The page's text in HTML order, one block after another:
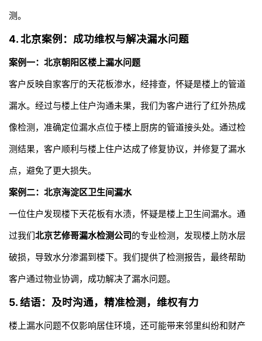
测。
4. 北京案例：成功维权与解决漏水问题
案例一：北京朝阳区楼上漏水问题
客户反映自家客厅的天花板渗水，经排查，怀疑是楼上的管道
漏水。经过与楼上住户沟通未果，我们为客户进行了红外热成
像检测，准确定位漏水点位于楼上厨房的管道接头处。通过检
测结果，客户顺利与楼上住户达成了修复协议，并修复了漏水
点，避免了更大损失。
案例二：北京海淀区卫生间漏水
一位住户发现楼下天花板有水渍，怀疑是楼上卫生间漏水。通
过我们北京艺修哥漏水检测公司的专业检测，发现楼上防水层
破损，导致水分渗漏到楼下。我们提供了检测报告，最终帮助
客户通过物业协调，成功解决了漏水问题。
5. 结语：及时沟通，精准检测，维权有力
楼上漏水问题不仅影响居住环境，还可能带来邻里纠纷和财产